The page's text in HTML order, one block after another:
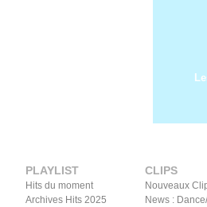
PLAYLIST
Hits du moment
Archives Hits 2025
CLIPS
Nouveaux
News :